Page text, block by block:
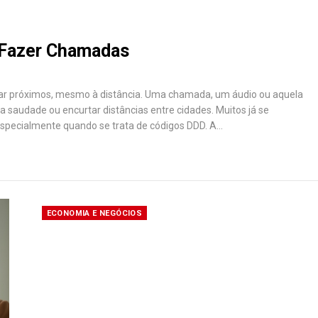
Chamadas
próximos, mesmo à distância. Uma chamada, um áudio ou aquela
ou encurtar distâncias entre cidades. Muitos já se
quando se trata de códigos DDD. A…
ECONOMIA E NEGÓCIOS